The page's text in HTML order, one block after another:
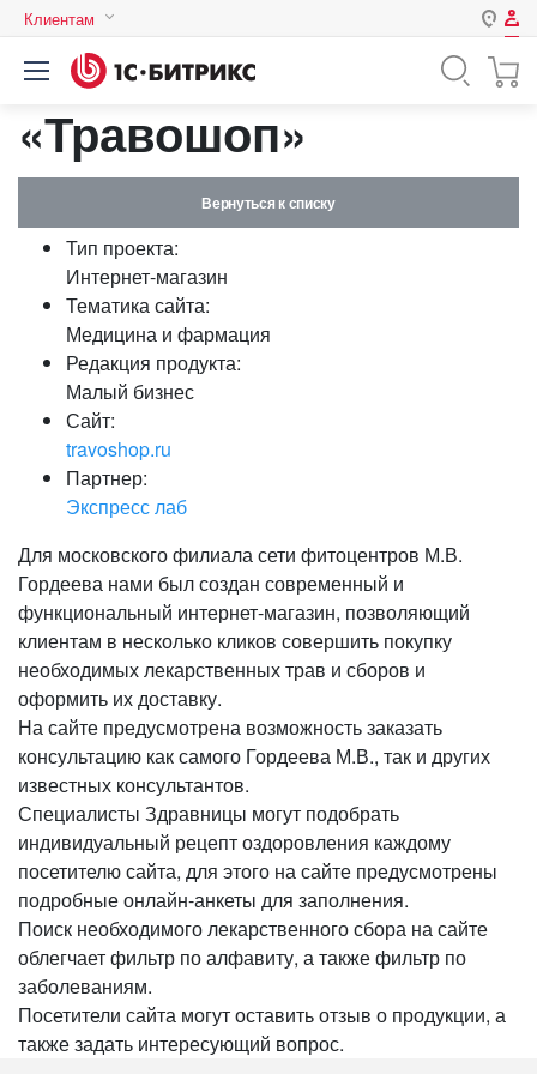
Клиентам
Авторизация
Логин
Пароль
Запомнить меня на этом
Забыли свой пароль?
«Травошоп»
Вернуться к списку
Тип проекта:
Интернет-магазин
Тематика сайта:
Медицина и фармация
Редакция продукта:
Малый бизнес
Сайт:
travoshop.ru
Партнер:
Экспресс лаб
Для московского филиала сети фитоцентров М.В.
Гордеева нами был создан современный и
функциональный интернет-магазин, позволяющий
клиентам в несколько кликов совершить покупку
необходимых лекарственных трав и сборов и
оформить их доставку.
На сайте предусмотрена возможность заказать
консультацию как самого Гордеева М.В., так и других
известных консультантов.
Специалисты Здравницы могут подобрать
индивидуальный рецепт оздоровления каждому
посетителю сайта, для этого на сайте предусмотрены
подробные онлайн-анкеты для заполнения.
Поиск необходимого лекарственного сбора на сайте
облегчает фильтр по алфавиту, а также фильтр по
заболеваниям.
Посетители сайта могут оставить отзыв о продукции, а
также задать интересующий вопрос.